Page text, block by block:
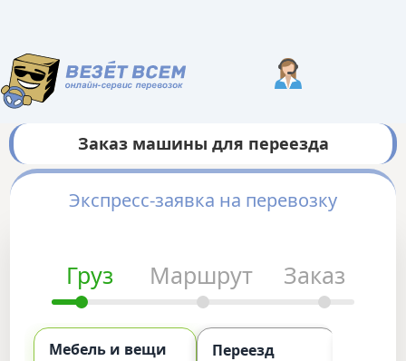
Заказ машины для переезда
Экспресс-заявка на перевозку
Груз Маршрут Заказ
Мебель и вещи Переезд